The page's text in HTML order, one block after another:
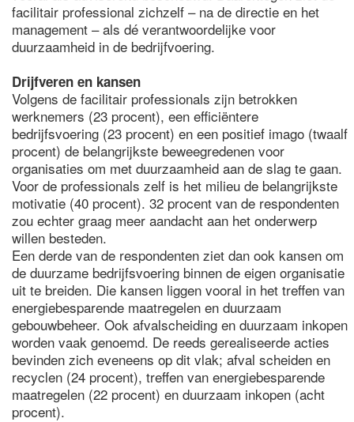
facilitair professional zichzelf – na de directie en het
management – als dé verantwoordelijke voor
duurzaamheid in de bedrijfvoering.
Drijfveren en kansen
Volgens de facilitair professionals zijn betrokken
werknemers (23 procent), een efficiëntere
bedrijfsvoering (23 procent) en een positief imago (twaalf
procent) de belangrijkste beweegredenen voor
organisaties om met duurzaamheid aan de slag te gaan.
Voor de professionals zelf is het milieu de belangrijkste
motivatie (40 procent). 32 procent van de respondenten
zou echter graag meer aandacht aan het onderwerp
willen besteden.
Een derde van de respondenten ziet dan ook kansen om
de duurzame bedrijfsvoering binnen de eigen organisatie
uit te breiden. Die kansen liggen vooral in het treffen van
energiebesparende maatregelen en duurzaam
gebouwbeheer. Ook afvalscheiding en duurzaam inkopen
worden vaak genoemd. De reeds gerealiseerde acties
bevinden zich eveneens op dit vlak; afval scheiden en
recyclen (24 procent), treffen van energiebesparende
maatregelen (22 procent) en duurzaam inkopen (acht
procent).